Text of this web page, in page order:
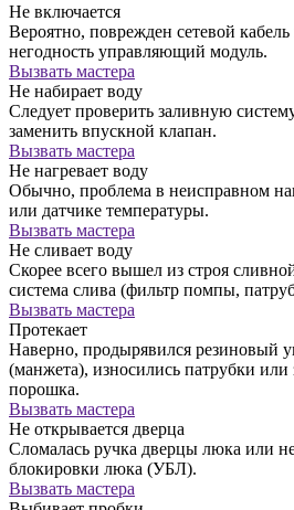
Не включается
Вероятно, поврежден сетевой
негодность управляющий модуль.
Вызвать мастера
Не набирает воду
Следует проверить заливную
заменить впускной клапан.
Вызвать мастера
Не нагревает воду
Обычно, проблема в неисправном
или датчике температуры.
Вызвать мастера
Не сливает воду
Скорее всего вышел из строя
система слива (фильтр помпы,
Вызвать мастера
Протекает
Наверно, продырявился резиновый
(манжета), износились патрубки или
порошка.
Вызвать мастера
Не открывается дверца
Сломалась ручка дверцы люка или
блокировки люка (УБЛ).
Вызвать мастера